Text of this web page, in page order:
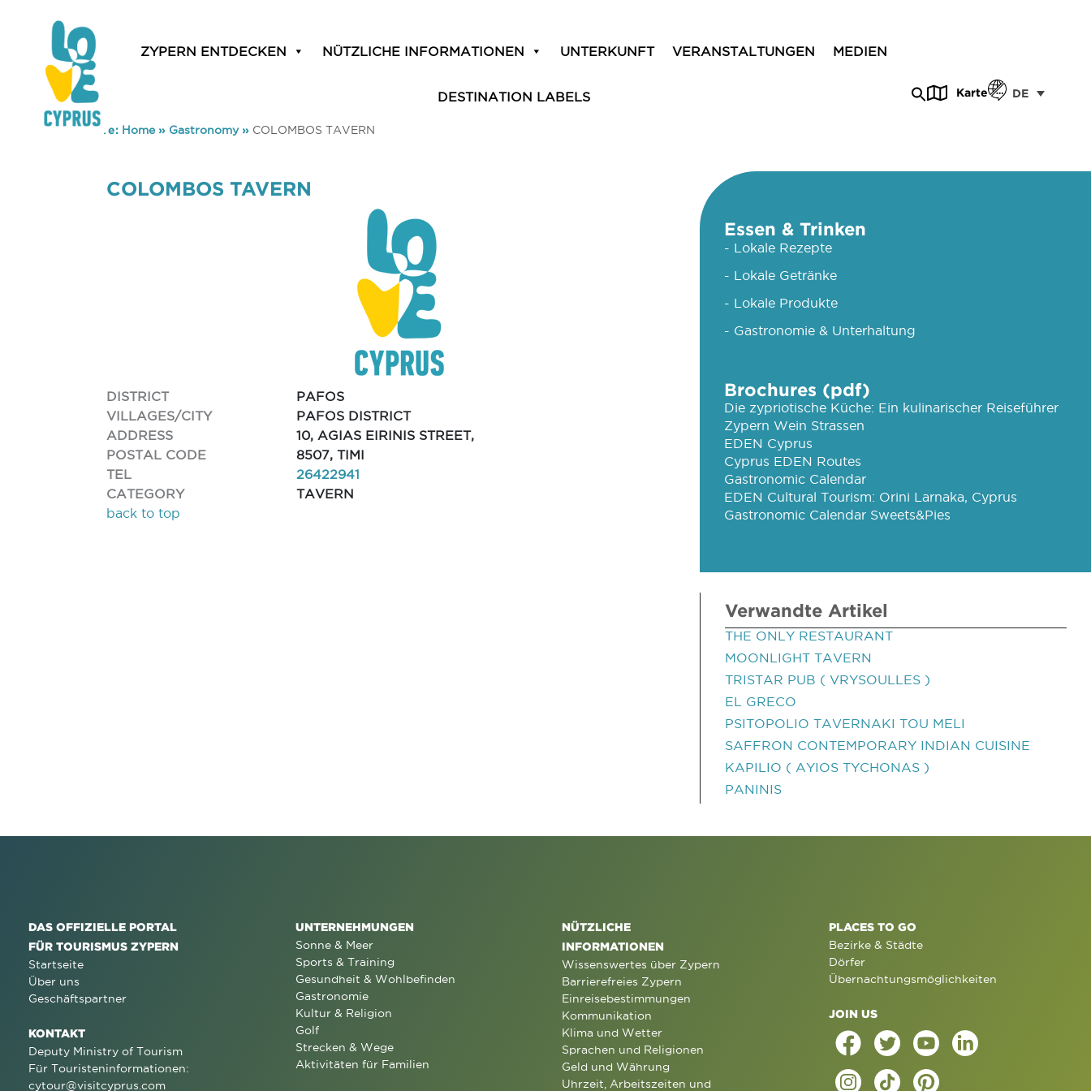
ZYPERN ENTDECKEN NÜTZLICHE INFORMATIONEN UNTERKUNFT VERANSTALTUNGEN MEDIEN
DESTINATION LABELS Karte DE
You are here: Home» Gastronomy» COLOMBOS TAVERN
COLOMBOS TAVERN
DISTRICT
PAFOS
VILLAGES/CITY
PAFOS DISTRICT
ADDRESS
10, AGIAS EIRINIS STREET,
POSTAL CODE
8507, TIMI
TEL
26422941
CATEGORY
TAVERN
back to top
Essen & Trinken
- Lokale Rezepte
- Lokale Getränke
- Lokale Produkte
- Gastronomie & Unterhaltung
Brochures (pdf)
Die zypriotische Küche: Ein kulinarischer Reiseführer
Zypern Wein Strassen
EDEN Cyprus
Cyprus EDEN Routes
Gastronomic Calendar
EDEN Cultural Tourism: Orini Larnaka, Cyprus
Gastronomic Calendar Sweets&Pies
Verwandte Artikel
THE ONLY RESTAURANT
MOONLIGHT TAVERN
TRISTAR PUB ( VRYSOULLES )
EL GRECO
PSITOPOLIO TAVERNAKI TOU MELI
SAFFRON CONTEMPORARY INDIAN CUISINE
KAPILIO ( AYIOS TYCHONAS )
PANINIS
DAS OFFIZIELLE PORTAL
FÜR TOURISMUS ZYPERN
Startseite
Über uns
Geschäftspartner
KONTAKT
Deputy Ministry of Tourism
Für Touristeninformationen:
cytour@visitcyprus.com
UNTERNEHMUNGEN
Sonne & Meer
Sports & Training
Gesundheit & Wohlbefinden
Gastronomie
Kultur & Religion
Golf
Strecken & Wege
Aktivitäten für Familien
NÜTZLICHE
INFORMATIONEN
Wissenswertes über Zypern
Barrierefreies Zypern
Einreisebestimmungen
Kommunikation
Klima und Wetter
Sprachen und Religionen
Geld und Währung
Uhrzeit, Arbeitszeiten und
PLACES TO GO
Bezirke & Städte
Dörfer
Übernachtungsmöglichkeiten
JOIN US